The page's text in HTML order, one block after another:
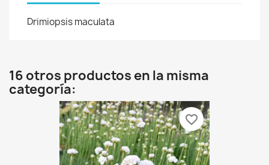
Drimiopsis maculata
16 otros productos en la misma
categoría:
favorite_border